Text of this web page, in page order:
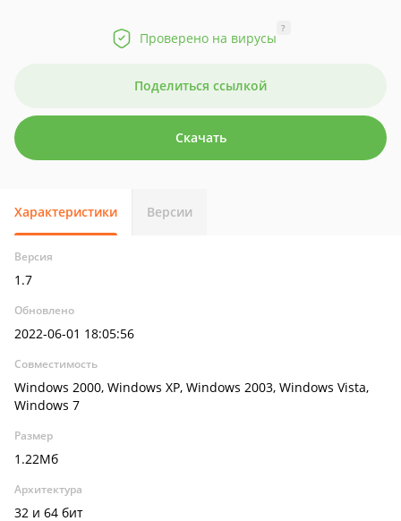
Проверено на вирусы
?
Поделиться ссылкой
Скачать
Характеристики Версии
Версия
1.7
Обновлено
2022-06-01 18:05:56
Совместимость
Windows 2000, Windows XP, Windows 2003, Windows Vista,
Windows 7
Размер
1.22Мб
Архитектура
32 и 64 бит